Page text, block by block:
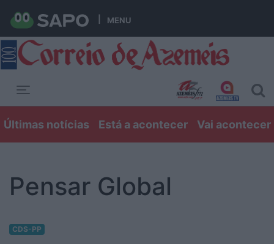
MENU
Últimas notícias Está a acontecer Vai acontecer
Pensar Global
CDS-PP